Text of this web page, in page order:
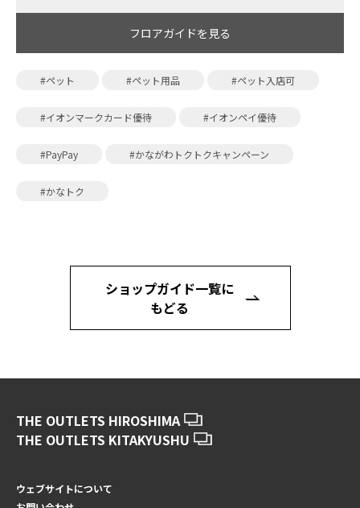
フロアガイドを見る
#ペット #ペット用品 #ペット入店可
#イオンマークカード優待 #イオンペイ優待
#PayPay #かながわトクトクキャンペーン
#かなトク
ショップガイド一覧に
もどる
THE OUTLETS HIROSHIMA
THE OUTLETS KITAKYUSHU
ウェブサイトについて